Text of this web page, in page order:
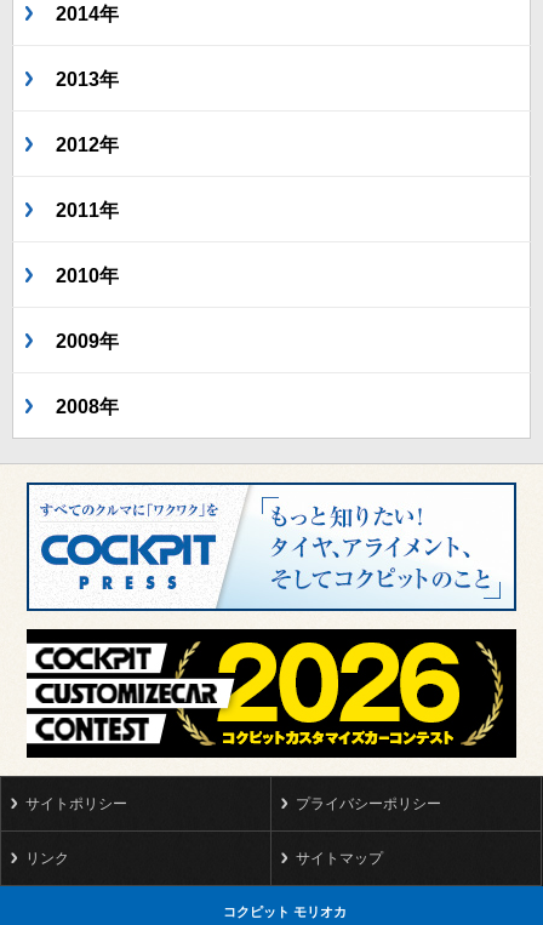
2014年
2013年
2012年
2011年
2010年
2009年
2008年
サイトポリシー プライバシーポリシー
リンク サイトマップ
コクピット モリオカ